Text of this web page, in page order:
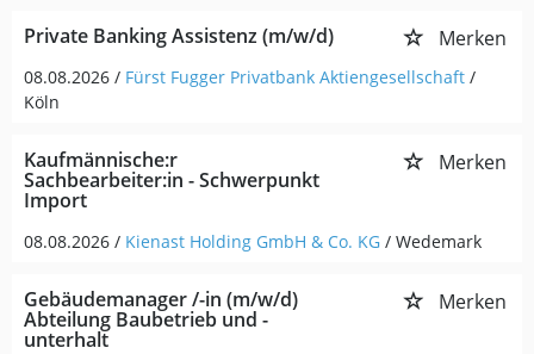
Private Banking Assistenz (m/w/d) Merken
08.08.2026 / Fürst Fugger Privatbank Aktiengesellschaft /
Köln
Kaufmännische:r
Sachbearbeiter:in - Schwerpunkt
Import
Merken
08.08.2026 / Kienast Holding GmbH & Co. KG / Wedemark
Gebäudemanager /-in (m/w/d)
Abteilung Baubetrieb und -
unterhalt
Merken